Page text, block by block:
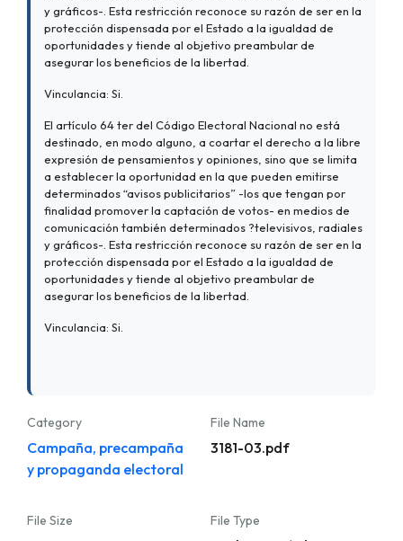
y gráficos-. Esta restricción reconoce su razón de ser en la
protección dispensada por el Estado a la igualdad de
oportunidades y tiende al objetivo preambular de
asegurar los beneficios de la libertad.
Vinculancia: Si.
El artículo 64 ter del Código Electoral Nacional no está
destinado, en modo alguno, a coartar el derecho a la libre
expresión de pensamientos y opiniones, sino que se limita
a establecer la oportunidad en la que pueden emitirse
determinados “avisos publicitarios” -los que tengan por
finalidad promover la captación de votos- en medios de
comunicación también determinados ?televisivos, radiales
y gráficos-. Esta restricción reconoce su razón de ser en la
protección dispensada por el Estado a la igualdad de
oportunidades y tiende al objetivo preambular de
asegurar los beneficios de la libertad.
Vinculancia: Si.
Category
Campaña, precampaña
y propaganda electoral
File Name
3181-03.pdf
File Size File Type